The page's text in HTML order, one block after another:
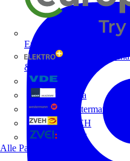
Europacable
GED
& Co. KG
Weka
Westermann
ZVEH
ZVEI
Alle Partner